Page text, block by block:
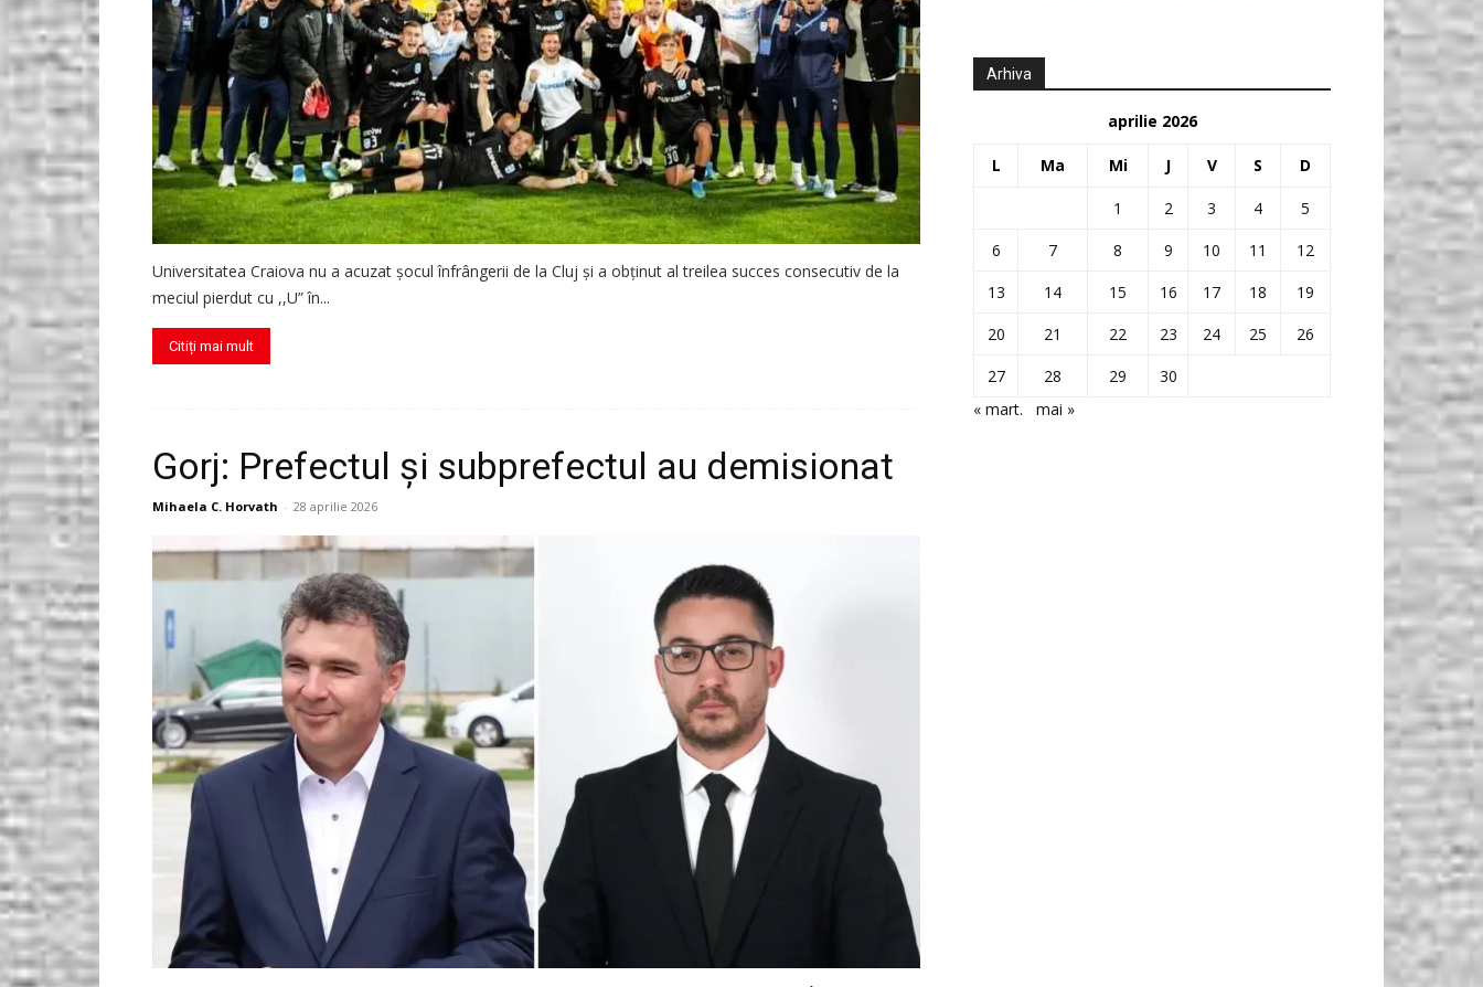
Universitatea Craiova nu a acuzat șocul înfrângerii de la Cluj și a obținut al treilea succes consecutiv de la
meciul pierdut cu ,,U” în...
Citiți mai mult
Gorj: Prefectul și subprefectul au demisionat
Mihaela C. Horvath - 28 aprilie 2026
Arhiva
aprilie 2026
L Ma Mi J V S D
1 2 3 4
5
6
7 8 9 10 11
12
13
14 15 16 17 18
19
20
21 22 23 24 25
26
27
28 29
30
« mart.
mai »